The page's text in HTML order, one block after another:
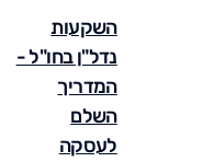
השקעות
נדל"ן בחו"ל -
המדריך
השלם
לעסקה